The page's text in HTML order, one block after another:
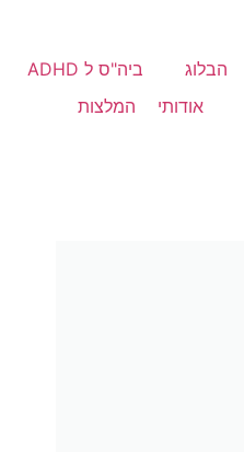
הבלוג
ביה"ס ל ADHD
אודותי
המלצות